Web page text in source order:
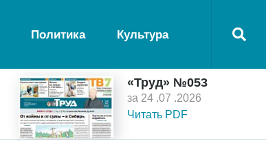
Политика Культура
«Труд» №053
за 24 .07 .2026
Читать PDF